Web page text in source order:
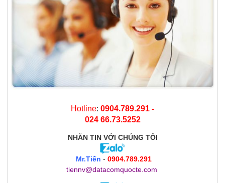
Hotline: 0904.789.291 -
024 66.73.5252
NHẮN TIN VỚI CHÚNG TÔI
Mr.Tiến - 0904.789.291
tiennv@datacomquocte.com